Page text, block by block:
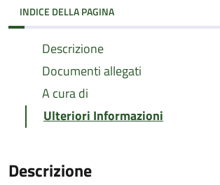
INDICE DELLA PAGINA
Descrizione
Documenti allegati
A cura di
Ulteriori Informazioni
Descrizione